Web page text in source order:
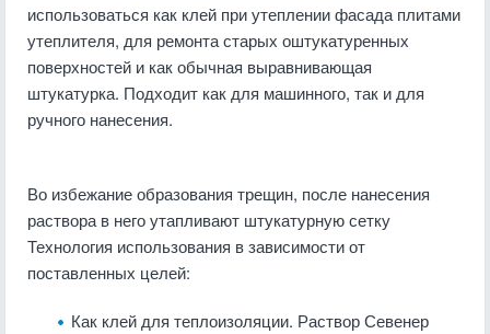
использоваться как клей при утеплении фасада плитами
утеплителя, для ремонта старых оштукатуренных
поверхностей и как обычная выравнивающая
штукатурка. Подходит как для машинного, так и для
ручного нанесения.
Во избежание образования трещин, после нанесения
раствора в него утапливают штукатурную сетку
Технология использования в зависимости от
поставленных целей:
Как клей для теплоизоляции. Раствор Севенер